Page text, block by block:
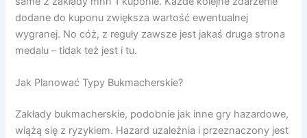
dodane do kuponu zwiększa wartość ewentualnej
wygranej. No cóż, z reguły zawsze jest jakaś druga strona
medalu – tidak też jest i tu.
Jak Planować Typy Bukmacherskie?
Zakłady bukmacherskie, podobnie jak inne gry hazardowe,
wiążą się z ryzykiem. Hazard uzależnia i przeznaczony jest